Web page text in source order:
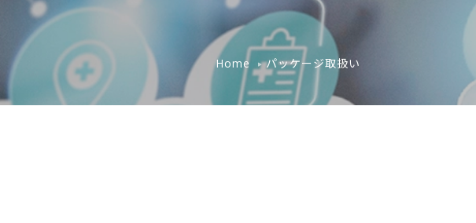
Home パッケージ取扱い